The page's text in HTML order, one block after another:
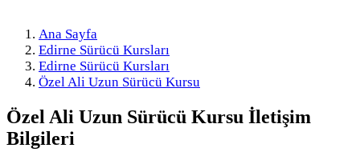
Ana Sayfa
Edirne Sürücü Kursları
Edirne Sürücü Kursları
Özel Ali Uzun Sürücü Kursu
Özel Ali Uzun Sürücü Kursu İletişim
Bilgileri